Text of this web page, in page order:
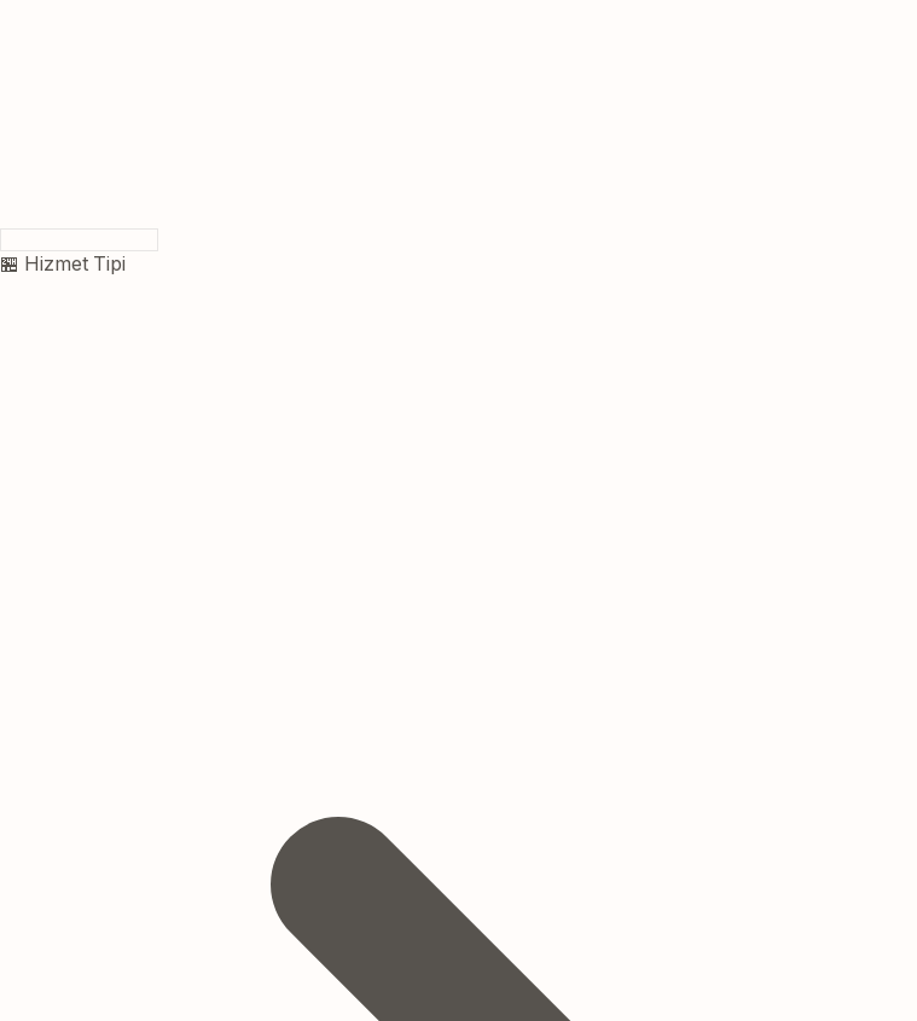
🏪 Hizmet Tipi